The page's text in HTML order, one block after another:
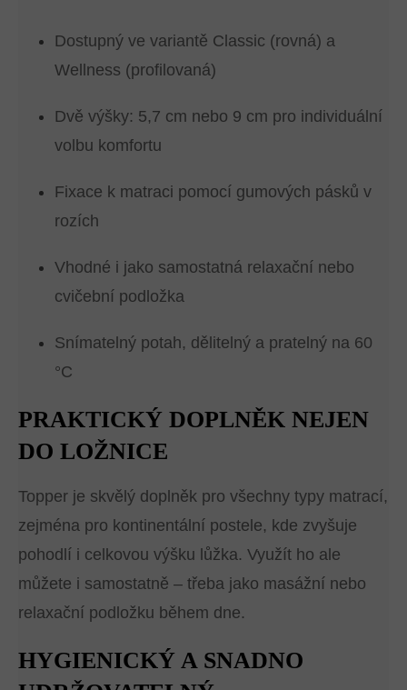
Dostupný ve variantě Classic (rovná) a
Wellness (profilovaná)
Dvě výšky: 5,7 cm nebo 9 cm pro individuální
volbu komfortu
Fixace k matraci pomocí gumových pásků v
rozích
Vhodné i jako samostatná relaxační nebo
cvičební podložka
Snímatelný potah, dělitelný a pratelný na 60
°C
PRAKTICKÝ DOPLNĚK NEJEN
DO LOŽNICE
Topper je skvělý doplněk pro všechny typy matrací,
zejména pro kontinentální postele, kde zvyšuje
pohodlí i celkovou výšku lůžka. Využít ho ale
můžete i samostatně – třeba jako masážní nebo
relaxační podložku během dne.
HYGIENICKÝ A SNADNO